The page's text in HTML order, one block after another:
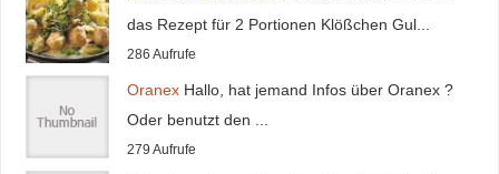
das Rezept für 2 Portionen Klößchen Gul...
286 Aufrufe
Oranex Hallo, hat jemand Infos über Oranex ?
Oder benutzt den ...
279 Aufrufe